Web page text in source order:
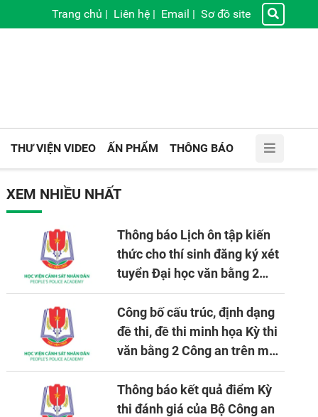
Trang chủ | Liên hệ | Email | Sơ đồ site
THƯ VIỆN VIDEO ẤN PHẨM THÔNG BÁO
XEM NHIỀU NHẤT
Thông báo Lịch ôn tập kiến
thức cho thí sinh đăng ký xét
tuyển Đại học văn bằng 2
tuyển mới, mở tại Học viện
CSND năm học 2026 - 2027
Công bố cấu trúc, định dạng
đề thi, đề thi minh họa Kỳ thi
văn bằng 2 Công an trên máy
tính
Thông báo kết quả điểm Kỳ
thi đánh giá của Bộ Công an